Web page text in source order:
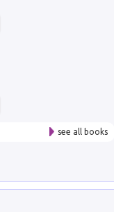
see all books